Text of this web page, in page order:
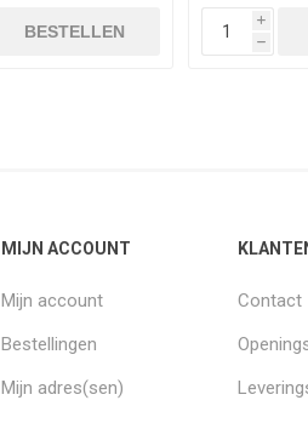
BESTELLEN
i
h
MIJN ACCOUNT
Mijn account
Bestellingen
Mijn adres(sen)
Contact